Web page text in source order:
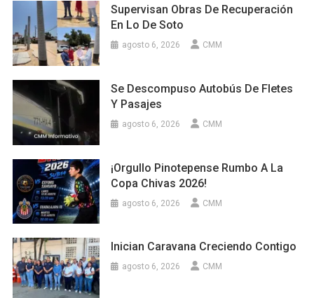
Supervisan Obras De Recuperación
En Lo De Soto
agosto 6, 2026 CMM
Se Descompuso Autobús De Fletes
Y Pasajes
agosto 6, 2026 CMM
¡Orgullo Pinotepense Rumbo A La
Copa Chivas 2026!
agosto 6, 2026 CMM
Inician Caravana Creciendo Contigo
agosto 6, 2026 CMM